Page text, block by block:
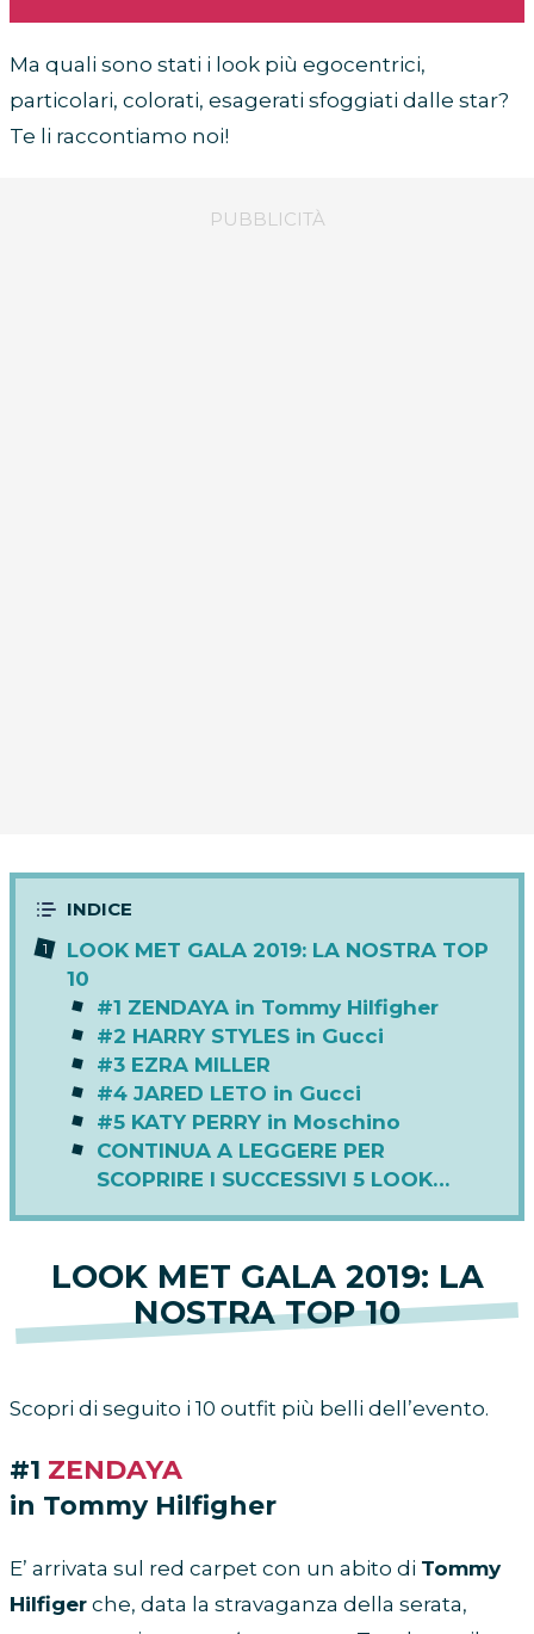
Ma quali sono stati i look più egocentrici,
particolari, colorati, esagerati sfoggiati dalle star?
Te li raccontiamo noi!
LOOK MET GALA 2019: LA NOSTRA TOP
10
#1 ZENDAYA in Tommy Hilfigher
#2 HARRY STYLES in Gucci
#3 EZRA MILLER
#4 JARED LETO in Gucci
#5 KATY PERRY in Moschino
CONTINUA A LEGGERE PER
SCOPRIRE I SUCCESSIVI 5 LOOK…
LOOK MET GALA 2019: LA
NOSTRA TOP 10
Scopri di seguito i 10 outfit più belli dell’evento.
#1 ZENDAYA
in Tommy Hilfigher
E’ arrivata sul red carpet con un abito di Tommy
Hilfiger che, data la stravaganza della serata,